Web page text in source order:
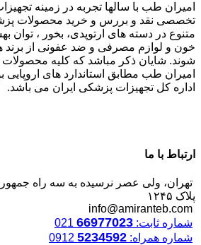
امیران طب با سالها تجربه در زمینه
تخصصی نقد و بررس و خرید محصولات
متنوع در دسته های ارتوپدی، بخور ، توان
خون و لوازم مصرفی و ضد عفونی از
شوند. شایان ذکر مباشد که کلیه
امیران طب مطابق استاندارد های اروپایی
اداره کل تجهیزات پزشکی ایران می باشد.
ارتباط با ما
تهران، ولی عصر نرسیده به سه راه
پلاک ۱۲۴۵
info@amiranteb.com
شماره ثابت: 66977023
شماره همراه: 5234592